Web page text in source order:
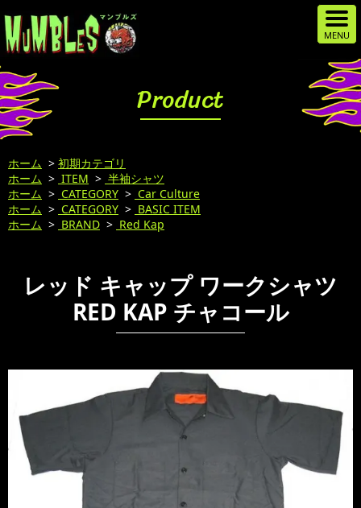
Product
ホーム > 初期カテゴリ
ホーム > ITEM > 半袖シャツ
ホーム > CATEGORY > Car Culture
ホーム > CATEGORY > BASIC ITEM
ホーム > BRAND > Red Kap
レッド キャップ ワークシャツ
RED KAP チャコール